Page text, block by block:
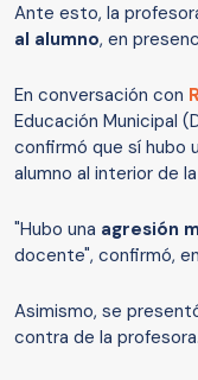
Ante esto, la
al alumno, en
En conversación con
Educación Municipal
confirmó que sí hubo
alumno al interior de
"Hubo una agresión
docente", confirmó,
Asimismo, se
contra de la profesora.